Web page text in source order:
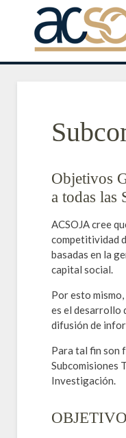
Objetivos
a todas las
ACSOJA cree
competitividad
basadas en la
capital social.
Por esto
es el desarrollo
difusión de
Para tal fin son
Subcomisiones
Investigación.